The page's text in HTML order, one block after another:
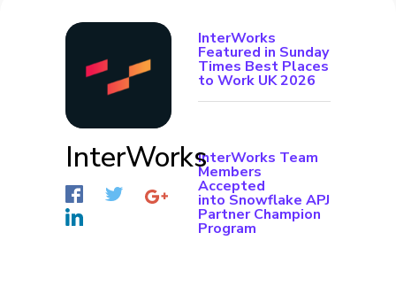
InterWorks
InterWorks
Featured in Sunday
Times Best Places
to Work UK 2026
InterWorks Team
Members
Accepted
into Snowflake APJ
Partner Champion
Program